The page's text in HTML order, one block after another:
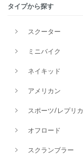
タイプから探す
スクーター
ミニバイク
ネイキッド
アメリカン
スポーツ/レプリカ
オフロード
スクランブラー
価格